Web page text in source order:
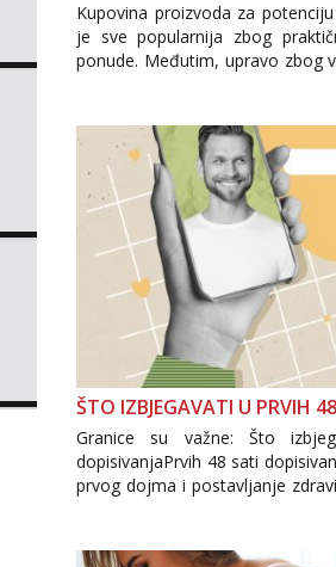
Kupovina proizvoda za
je sve popularnija zbog
ponude. Međutim, upravo zbog
se pojavljuju i brojni
internetske trgovine te proizvodi
ŠTO IZBJEGAVATI U PRVIH
Granice su važne: Što
dopisivanjaPrvih 48 sati
prvog dojma i postavljanje
Važno je izbjeći prebrzo
informacija, jer nepoznata
povjerenje. Takođe...